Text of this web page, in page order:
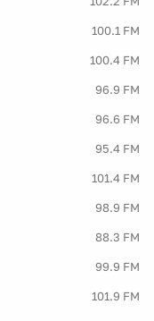
100.1 FM
100.4 FM
96.9 FM
96.6 FM
95.4 FM
101.4 FM
98.9 FM
88.3 FM
99.9 FM
101.9 FM